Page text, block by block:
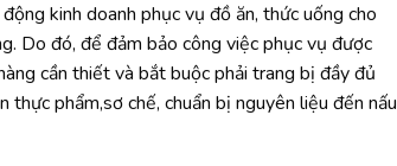
kinh doanh phục vụ đồ ăn, thức uống cho
Do đó, để đảm bảo công việc phục vụ được
cần thiết và bắt buộc phải trang bị đầy đủ
phẩm,sơ chế, chuẩn bị nguyên liệu đến nấu